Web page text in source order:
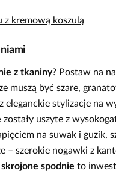
z kremową koszulą
z tkaniny? Postaw na
muszą być szare,
eleganckie stylizacje na
zostały uszyte z
na suwak i guzik,
– szerokie nogawki z
spodnie to